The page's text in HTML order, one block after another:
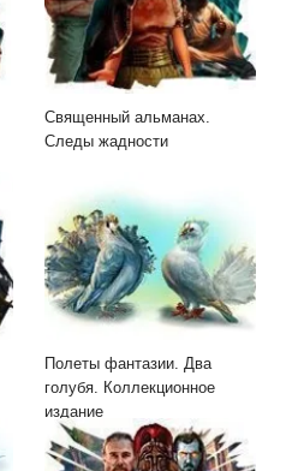
Священный альманах.
Следы жадности
Полеты фантазии. Два
голубя. Коллекционное
издание